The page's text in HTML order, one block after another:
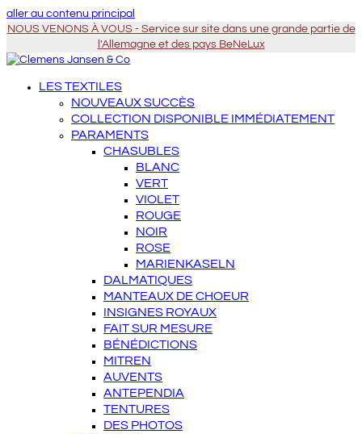
aller au contenu principal
NOUS VENONS À VOUS - Service sur site dans une grande partie de
l'Allemagne et des pays BeNeLux
LES TEXTILES
NOUVEAUX SUCCÈS
COLLECTION DISPONIBLE IMMÉDIATEMENT
PARAMENTS
CHASUBLES
BLANC
VERT
VIOLET
ROUGE
NOIR
ROSE
MARIENKASELN
DALMATIQUES
MANTEAUX DE CHOEUR
INSIGNES ROYAUX
FAIT SUR MESURE
BÉNÉDICTIONS
MITREN
AUVENTS
ANTEPENDIA
TENTURES
DES PHOTOS